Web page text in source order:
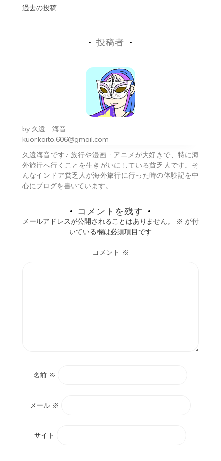
投
シ
ョ
ン
過去の投稿
投稿者
by 久遠 海音
kuonkaito.606@gmail.com
久遠海音です♪ 旅行や漫画・アニメが大好きで、特に海
外旅行へ行くことを生きがいにしている貧乏人です。そ
んなインドア貧乏人が海外旅行に行った時の体験記を中
心にブログを書いています。
コメントを残す
メールアドレスが公開されることはありません。 ※ が付
いている欄は必須項目です
コメント ※
名前 ※
メール ※
サイト